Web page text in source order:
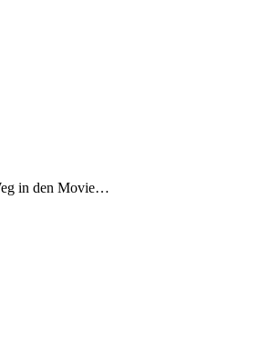
in den Movie…